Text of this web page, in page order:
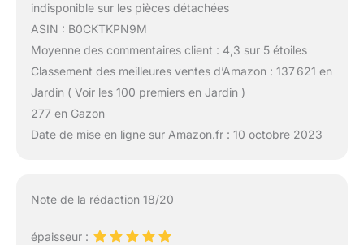
indisponible sur les pièces détachées
ASIN : B0CKTKPN9M
Moyenne des commentaires client : 4,3 sur 5 étoiles
Classement des meilleures ventes d’Amazon : 137 621 en
Jardin ( Voir les 100 premiers en Jardin )
277 en Gazon
Date de mise en ligne sur Amazon.fr : 10 octobre 2023
Note de la rédaction 18/20
épaisseur :